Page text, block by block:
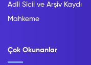
Adli Sicil ve Arşiv Kaydı
Mahkeme
Çok Okunanlar